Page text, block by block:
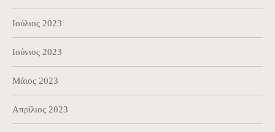
Ιούλιος 2023
Ιούνιος 2023
Μάιος 2023
Απρίλιος 2023